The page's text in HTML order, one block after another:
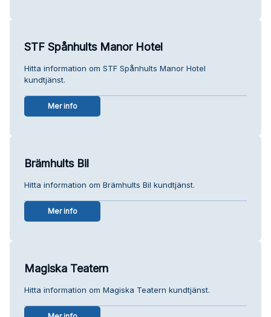
STF Spånhults Manor Hotel
Hitta information om STF Spånhults Manor Hotel
kundtjänst.
Mer info
Brämhults Bil
Hitta information om Brämhults Bil kundtjänst.
Mer info
Magiska Teatern
Hitta information om Magiska Teatern kundtjänst.